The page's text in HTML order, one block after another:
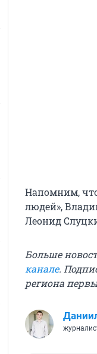
Напомним,
людей»,
Леонид
Больше
канале.
региона